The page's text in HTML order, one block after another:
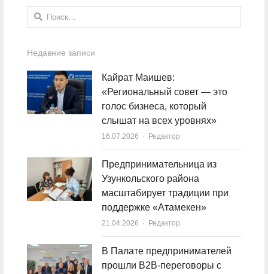
Найти:
Недавние записи
Кайрат Маишев:
«Региональный совет — это
голос бизнеса, который
слышат на всех уровнях»
16.07.2026 Author
Редактор
Предпринимательница из
Узункольского района
масштабирует традиции при
поддержке «Атамекен»
21.04.2026 Author
Редактор
В Палате предпринимателей
прошли B2B-переговоры с